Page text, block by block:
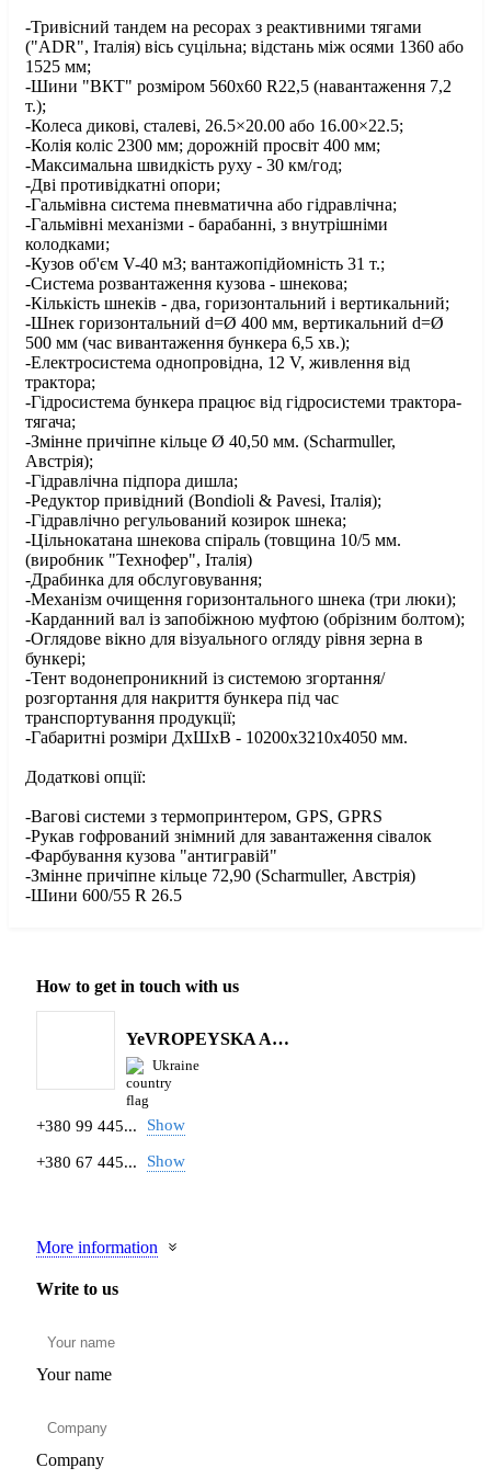
-Тривісний тандем на ресорах з реактивними тягами
("ADR", Італія) вісь суцільна; відстань між осями 1360 або
1525 мм;
-Шини "ВКТ" розміром 560х60 R22,5 (навантаження 7,2
т.);
-Колеса дикові, сталеві, 26.5×20.00 або 16.00×22.5;
-Колія коліс 2300 мм; дорожній просвіт 400 мм;
-Максимальна швидкість руху - 30 км/год;
-Дві противідкатні опори;
-Гальмівна система пневматична або гідравлічна;
-Гальмівні механізми - барабанні, з внутрішніми
колодками;
-Кузов об'єм V-40 м3; вантажопідйомність 31 т.;
-Система розвантаження кузова - шнекова;
-Кількість шнеків - два, горизонтальний і вертикальний;
-Шнек горизонтальний d=Ø 400 мм, вертикальний d=Ø
500 мм (час вивантаження бункера 6,5 хв.);
-Електросистема однопровідна, 12 V, живлення від
трактора;
-Гідросистема бункера працює від гідросистеми трактора-
тягача;
-Змінне причіпне кільце Ø 40,50 мм. (Scharmuller,
Австрія);
-Гідравлічна підпора дишла;
-Редуктор привідний (Bondioli & Pavesi, Італія);
-Гідравлічно регульований козирок шнека;
-Цільнокатана шнекова спіраль (товщина 10/5 мм.
(виробник "Технофер", Італія)
-Драбинка для обслуговування;
-Механізм очищення горизонтального шнека (три люки);
-Карданний вал із запобіжною муфтою (обрізним болтом);
-Оглядове вікно для візуального огляду рівня зерна в
бункері;
-Тент водонепроникний із системою згортання/
розгортання для накриття бункера під час
транспортування продукції;
-Габаритні розміри ДхШхВ - 10200х3210х4050 мм.
Додаткові опції:
-Вагові системи з термопринтером, GPS, GPRS
-Рукав гофрований знімний для завантаження сівалок
-Фарбування кузова "антигравій"
-Змінне причіпне кільце 72,90 (Scharmuller, Австрія)
-Шини 600/55 R 26.5
How to get in touch with us
YeVROPEYSKA AGRARNA KOMPANIYa
Ukraine
+380 99 445... Show
+380 67 445... Show
More information
Write to us
Your name
Company